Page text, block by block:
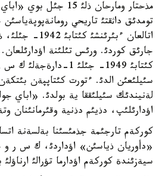
تومدئق داثقتئ تاريحي
جارئق كوردئ. ورئس تئلئنة
كئتابئ 1949- جئلئ 1-
اؤدارئلئپ، دذيئم دذنية وقئرمانئنان
كوركةم تارجئمة جذمئسئنا بةلسةنة
سيةزئندة كوركةم اؤدارما تؤرالئ